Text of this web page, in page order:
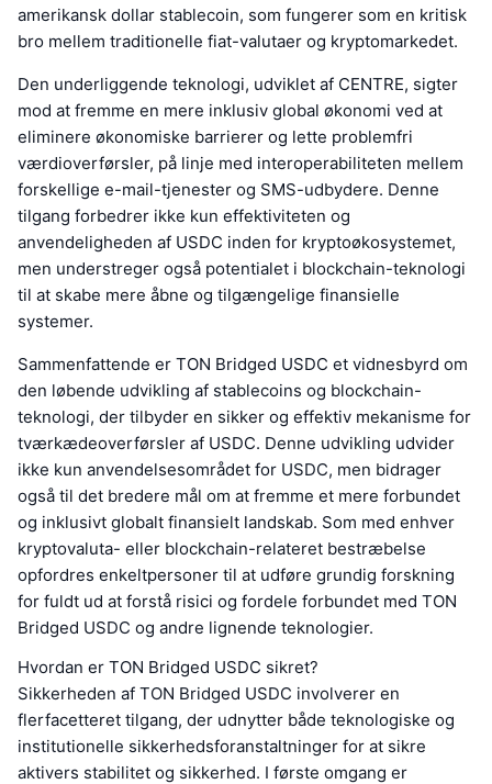
amerikansk dollar stablecoin, som fungerer som en kritisk
bro mellem traditionelle fiat-valutaer og kryptomarkedet.
Den underliggende teknologi, udviklet af CENTRE, sigter
mod at fremme en mere inklusiv global økonomi ved at
eliminere økonomiske barrierer og lette problemfri
værdioverførsler, på linje med interoperabiliteten mellem
forskellige e-mail-tjenester og SMS-udbydere. Denne
tilgang forbedrer ikke kun effektiviteten og
anvendeligheden af USDC inden for kryptoøkosystemet,
men understreger også potentialet i blockchain-teknologi
til at skabe mere åbne og tilgængelige finansielle
systemer.
Sammenfattende er TON Bridged USDC et vidnesbyrd om
den løbende udvikling af stablecoins og blockchain-
teknologi, der tilbyder en sikker og effektiv mekanisme for
tværkædeoverførsler af USDC. Denne udvikling udvider
ikke kun anvendelsesområdet for USDC, men bidrager
også til det bredere mål om at fremme et mere forbundet
og inklusivt globalt finansielt landskab. Som med enhver
kryptovaluta- eller blockchain-relateret bestræbelse
opfordres enkeltpersoner til at udføre grundig forskning
for fuldt ud at forstå risici og fordele forbundet med TON
Bridged USDC og andre lignende teknologier.
Hvordan er TON Bridged USDC sikret?
Sikkerheden af TON Bridged USDC involverer en
flerfacetteret tilgang, der udnytter både teknologiske og
institutionelle sikkerhedsforanstaltninger for at sikre
aktivers stabilitet og sikkerhed. I første omgang er